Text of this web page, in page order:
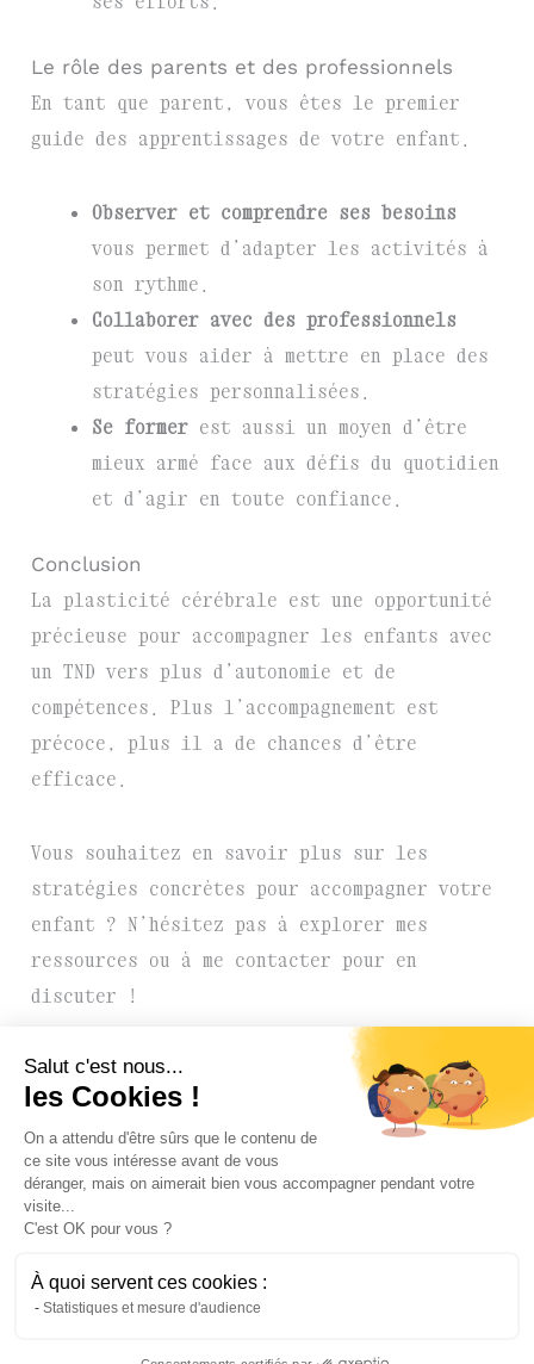
Le rôle des parents et des professionnels
En tant que parent, vous êtes le premier
guide des apprentissages de votre enfant.
Observer et comprendre ses besoins
vous permet d’adapter les activités à
son rythme.
Collaborer avec des professionnels
peut vous aider à mettre en place des
stratégies personnalisées.
Se former est aussi un moyen d’être
mieux armé face aux défis du quotidien
et d’agir en toute confiance.
Conclusion
La plasticité cérébrale est une opportunité
précieuse pour accompagner les enfants avec
un TND vers plus d’autonomie et de
compétences. Plus l’accompagnement est
précoce, plus il a de chances d’être
efficace.
Vous souhaitez en savoir plus sur les
stratégies concrètes pour accompagner votre
enfant ? N’hésitez pas à explorer mes
ressources ou à me contacter pour en
discuter !
←Article précédent
Politique de confidentialité
Salut c'est nous...
les Cookies !
On a attendu d'être sûrs que le contenu de
ce site vous intéresse avant de vous
déranger, mais on aimerait bien vous accompagner pendant votre
visite...
C'est OK pour vous ?
À quoi servent ces cookies :
Statistiques et mesure d'audience